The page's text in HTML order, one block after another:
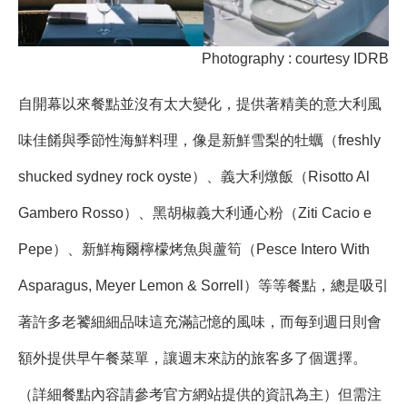
Photography : courtesy IDRB
自開幕以來餐點並沒有太大變化，提供著精美的意大利風
味佳餚與季節性海鮮料理，像是新鮮雪梨的牡蠣（freshly
shucked sydney rock oyste）、義大利燉飯（Risotto Al
Gambero Rosso）、黑胡椒義大利通心粉（Ziti Cacio e
Pepe）、新鮮梅爾檸檬烤魚與蘆筍（Pesce Intero With
Asparagus, Meyer Lemon & Sorrell）等等餐點，總是吸引
著許多老饕細細品味這充滿記憶的風味，而每到週日則會
額外提供早午餐菜單，讓週末來訪的旅客多了個選擇。
（詳細餐點內容請參考官方網站提供的資訊為主）但需注